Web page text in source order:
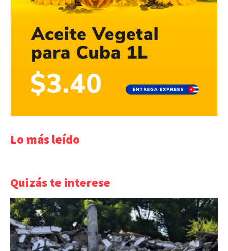
Lo más leído
Quizás te interese